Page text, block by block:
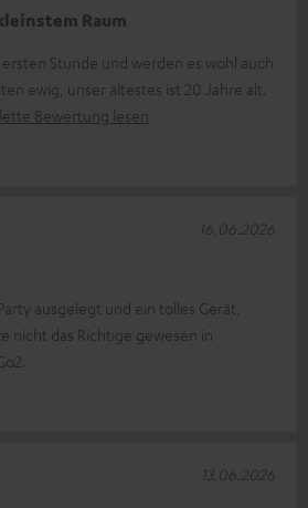
Raum
Stunde und werden es wohl auch
ewig, unser ältestes ist 20 Jahre alt.
Bewertung lesen
ausgelegt und ein tolles Gerät,
nicht das Richtige gewesen in
16.06.2026
13.06.2026